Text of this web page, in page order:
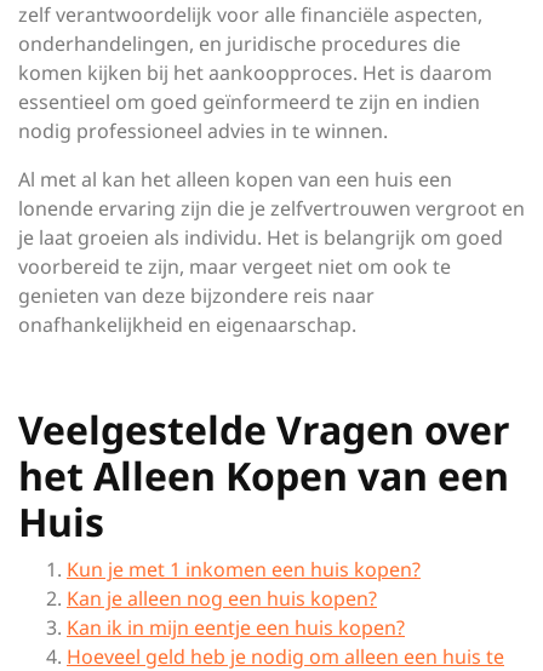
zelf verantwoordelijk voor alle financiële aspecten,
onderhandelingen, en juridische procedures die
komen kijken bij het aankoopproces. Het is daarom
essentieel om goed geïnformeerd te zijn en indien
nodig professioneel advies in te winnen.
Al met al kan het alleen kopen van een huis een
lonende ervaring zijn die je zelfvertrouwen vergroot en
je laat groeien als individu. Het is belangrijk om goed
voorbereid te zijn, maar vergeet niet om ook te
genieten van deze bijzondere reis naar
onafhankelijkheid en eigenaarschap.
Veelgestelde Vragen over
het Alleen Kopen van een
Huis
Kun je met 1 inkomen een huis kopen?
Kan je alleen nog een huis kopen?
Kan ik in mijn eentje een huis kopen?
Hoeveel geld heb je nodig om alleen een huis te